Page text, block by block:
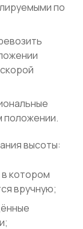
по
положении.
высоты:
котором
вручную;